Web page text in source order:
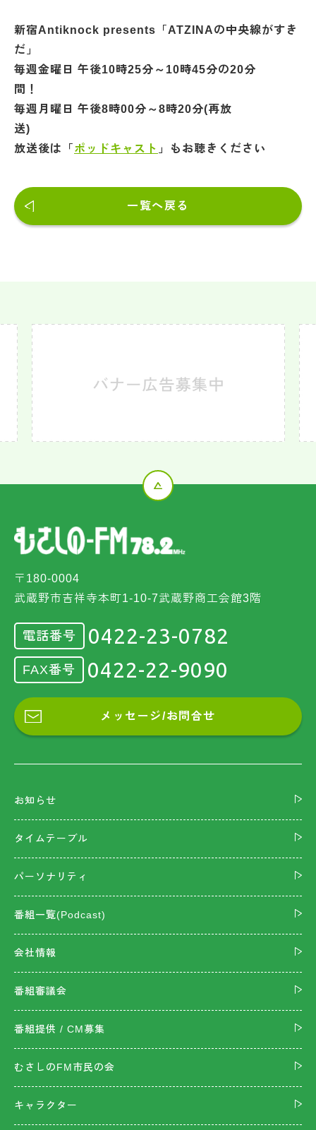
新宿Antiknock presents「ATZINAの中央線がすき
だ」
毎週金曜日 午後10時25分～10時45分の20分
毎週月曜日 午後8時00分～8時20分(再放
放送後は「 ポッドキャスト 」もお聴きください
一覧へ戻る
〒180-0004
武蔵野市吉祥寺本町1-10-7武蔵野商工会館3階
電話番号 0422-23-0782
FAX番号 0422-22-9090
メッセージ/お問合せ
お知らせ
タイムテーブル
パーソナリティ
番組一覧(Podcast)
会社情報
番組審議会
番組提供 / CM募集
むさしのFM市民の会
キャラクター